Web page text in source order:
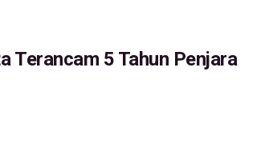
Terancam 5 Tahun Penjara